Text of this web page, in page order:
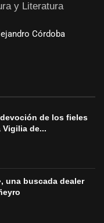
y Literatura
Córdoba
de los fieles
de...
una buscada dealer